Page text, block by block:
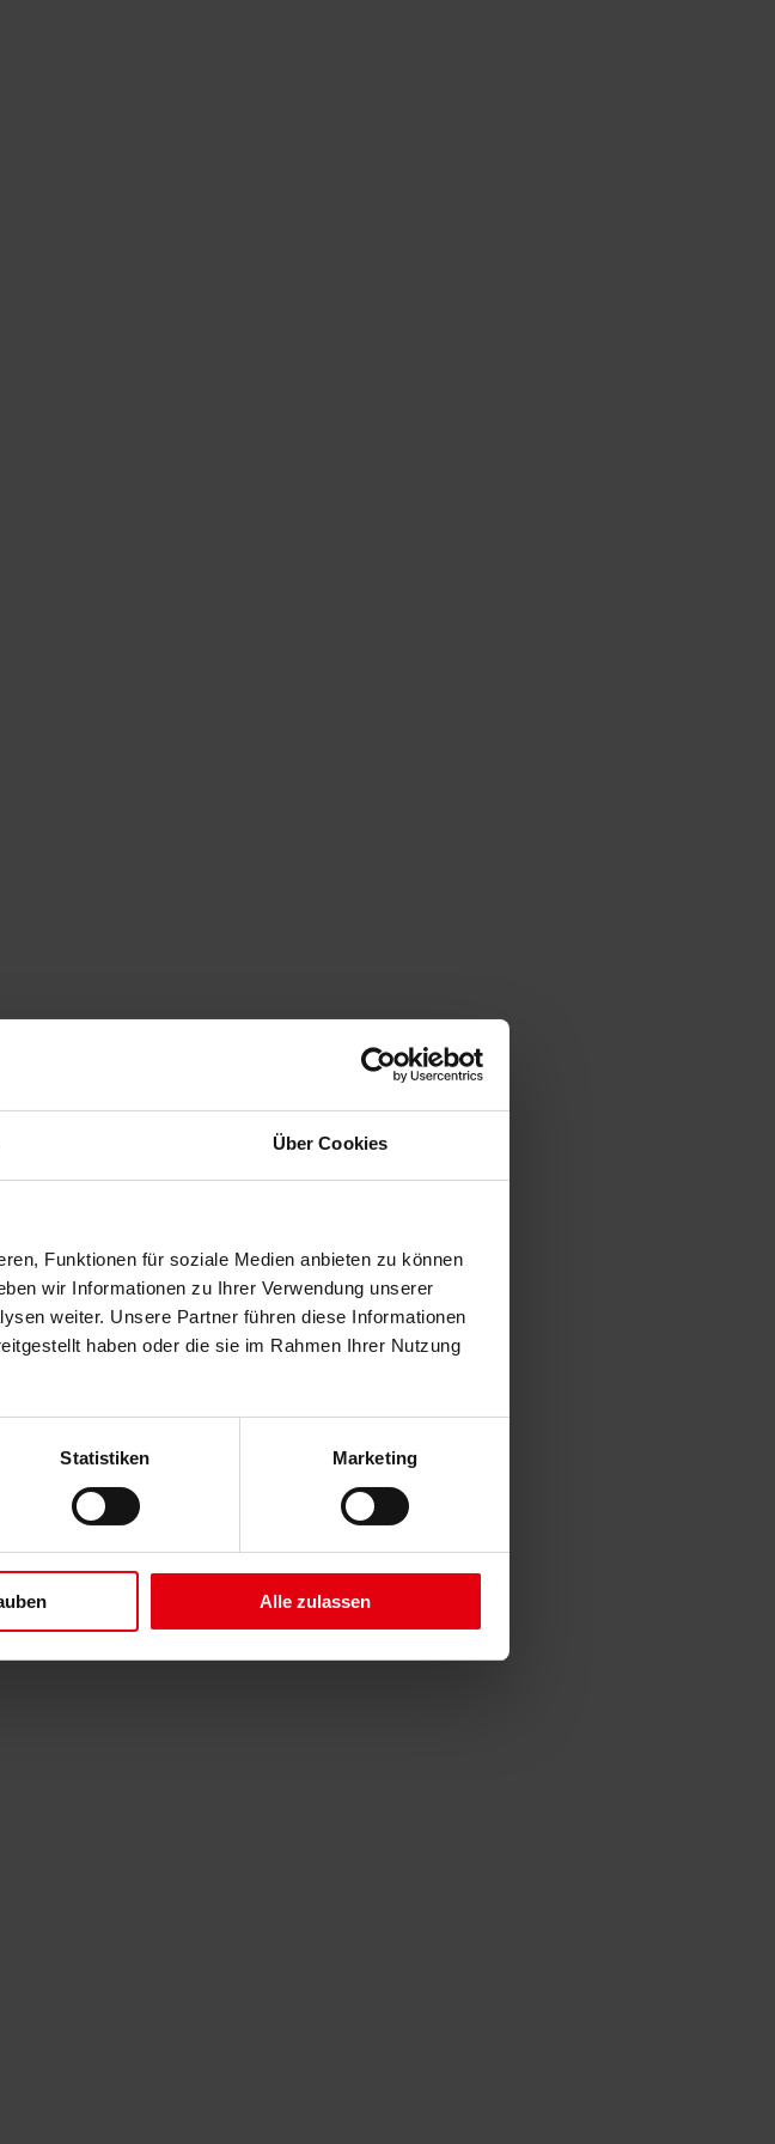
Über Cookies
Funktionen für soziale Medien anbieten zu können
wir Informationen zu Ihrer Verwendung unserer
weiter. Unsere Partner führen diese Informationen
haben oder die sie im Rahmen Ihrer Nutzung
Statistiken Marketing
Alle zulassen